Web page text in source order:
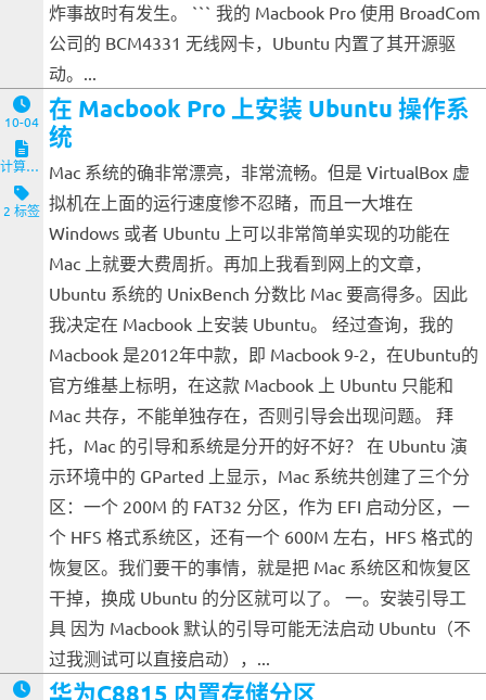
炸事故时有发生。 ``` 我的 Macbook Pro 使用 BroadCom
公司的 BCM4331 无线网卡，Ubuntu 内置了其开源驱
动。...
10-04
计算机与客户端
2 标签
在 Macbook Pro 上安装 Ubuntu 操作系
统
Mac 系统的确非常漂亮，非常流畅。但是 VirtualBox 虚
拟机在上面的运行速度惨不忍睹，而且一大堆在
Windows 或者 Ubuntu 上可以非常简单实现的功能在
Mac 上就要大费周折。再加上我看到网上的文章，
Ubuntu 系统的 UnixBench 分数比 Mac 要高得多。因此
我决定在 Macbook 上安装 Ubuntu。 经过查询，我的
Macbook 是2012年中款，即 Macbook 9-2，在Ubuntu的
官方维基上标明，在这款 Macbook 上 Ubuntu 只能和
Mac 共存，不能单独存在，否则引导会出现问题。 拜
托，Mac 的引导和系统是分开的好不好？ 在 Ubuntu 演
示环境中的 GParted 上显示，Mac 系统共创建了三个分
区：一个 200M 的 FAT32 分区，作为 EFI 启动分区，一
个 HFS 格式系统区，还有一个 600M 左右，HFS 格式的
恢复区。我们要干的事情，就是把 Mac 系统区和恢复区
干掉，换成 Ubuntu 的分区就可以了。 一。安装引导工
具 因为 Macbook 默认的引导可能无法启动 Ubuntu（不
过我测试可以直接启动），...
华为C8815 内置存储分区